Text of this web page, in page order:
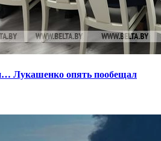
Лукашенко опять пообещал